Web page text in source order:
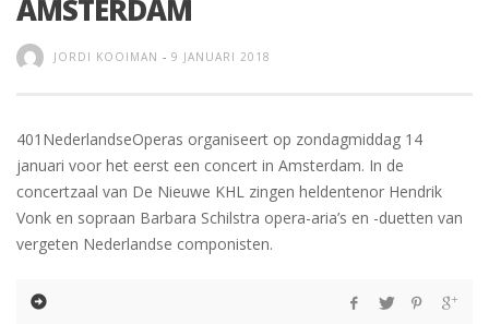
AMSTERDAM
JORDI KOOIMAN - 9 JANUARI 2018
401NederlandseOperas organiseert op zondagmiddag 14
januari voor het eerst een concert in Amsterdam. In de
concertzaal van De Nieuwe KHL zingen heldentenor Hendrik
Vonk en sopraan Barbara Schilstra opera-aria’s en -duetten van
vergeten Nederlandse componisten.